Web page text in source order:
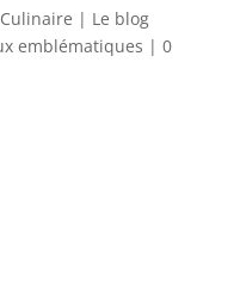
| Le blog
emblématiques | 0